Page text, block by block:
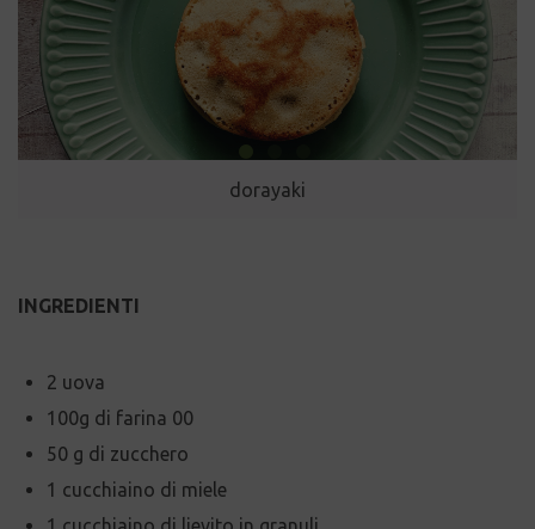
dorayaki
INGREDIENTI
2 uova
100g di farina 00
50 g di zucchero
1 cucchiaino di miele